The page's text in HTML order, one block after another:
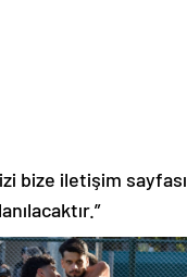
bize iletişim sayfası